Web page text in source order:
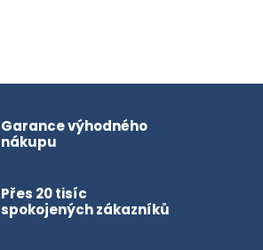
Garance výhodného
nákupu
Přes 20 tisíc
spokojených zákazníků